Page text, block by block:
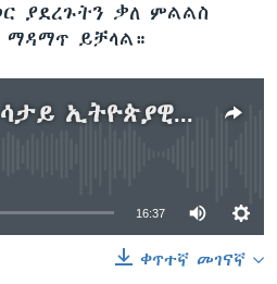
ያደረጉትን ቃለ ምልልስ
ማዳማጥ ይቻላል።
የወለደችውን ልጅ ሳታይ ኢትዮጵያዊቷ በኮሮናቫይረስ ሕይወቷ አለፈ
currently available
16:37
ቀጥተኛ መገናኛ